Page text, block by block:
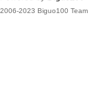
2006-2023 Biguo100 Team